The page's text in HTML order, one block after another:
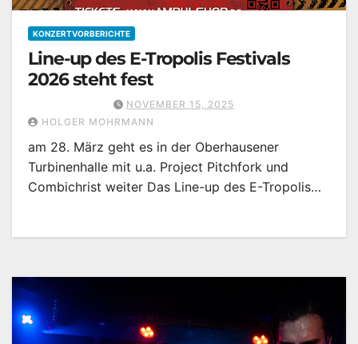
KONZERTVORBERICHTE
Line-up des E-Tropolis Festivals
2026 steht fest
NOVEMBER 15, 2025
HOLGER MOHRMANN
am 28. März geht es in der Oberhausener
Turbinenhalle mit u.a. Project Pitchfork und
Combichrist weiter Das Line-up des E-Tropolis…